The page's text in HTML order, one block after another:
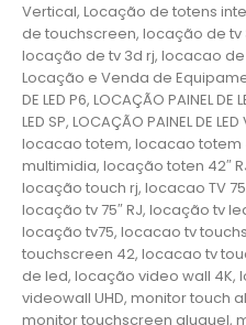
Vertical, Locação de totens
de touchscreen, locação de
locação de tv 3d rj, locacao
Locação e Venda de
DE LED P6, LOCAÇÃO PAINEL DE
LED SP, LOCAÇÃO PAINEL DE
locacao totem, locacao totem
multimidia, locação toten 42″
locação touch rj, locacao TV
locação tv 75″ RJ, locação tv
locação tv75, locacao tv
touchscreen 42, locacao tv
de led, locação video wall
videowall UHD, monitor touch
monitor touchscreen aluguel,